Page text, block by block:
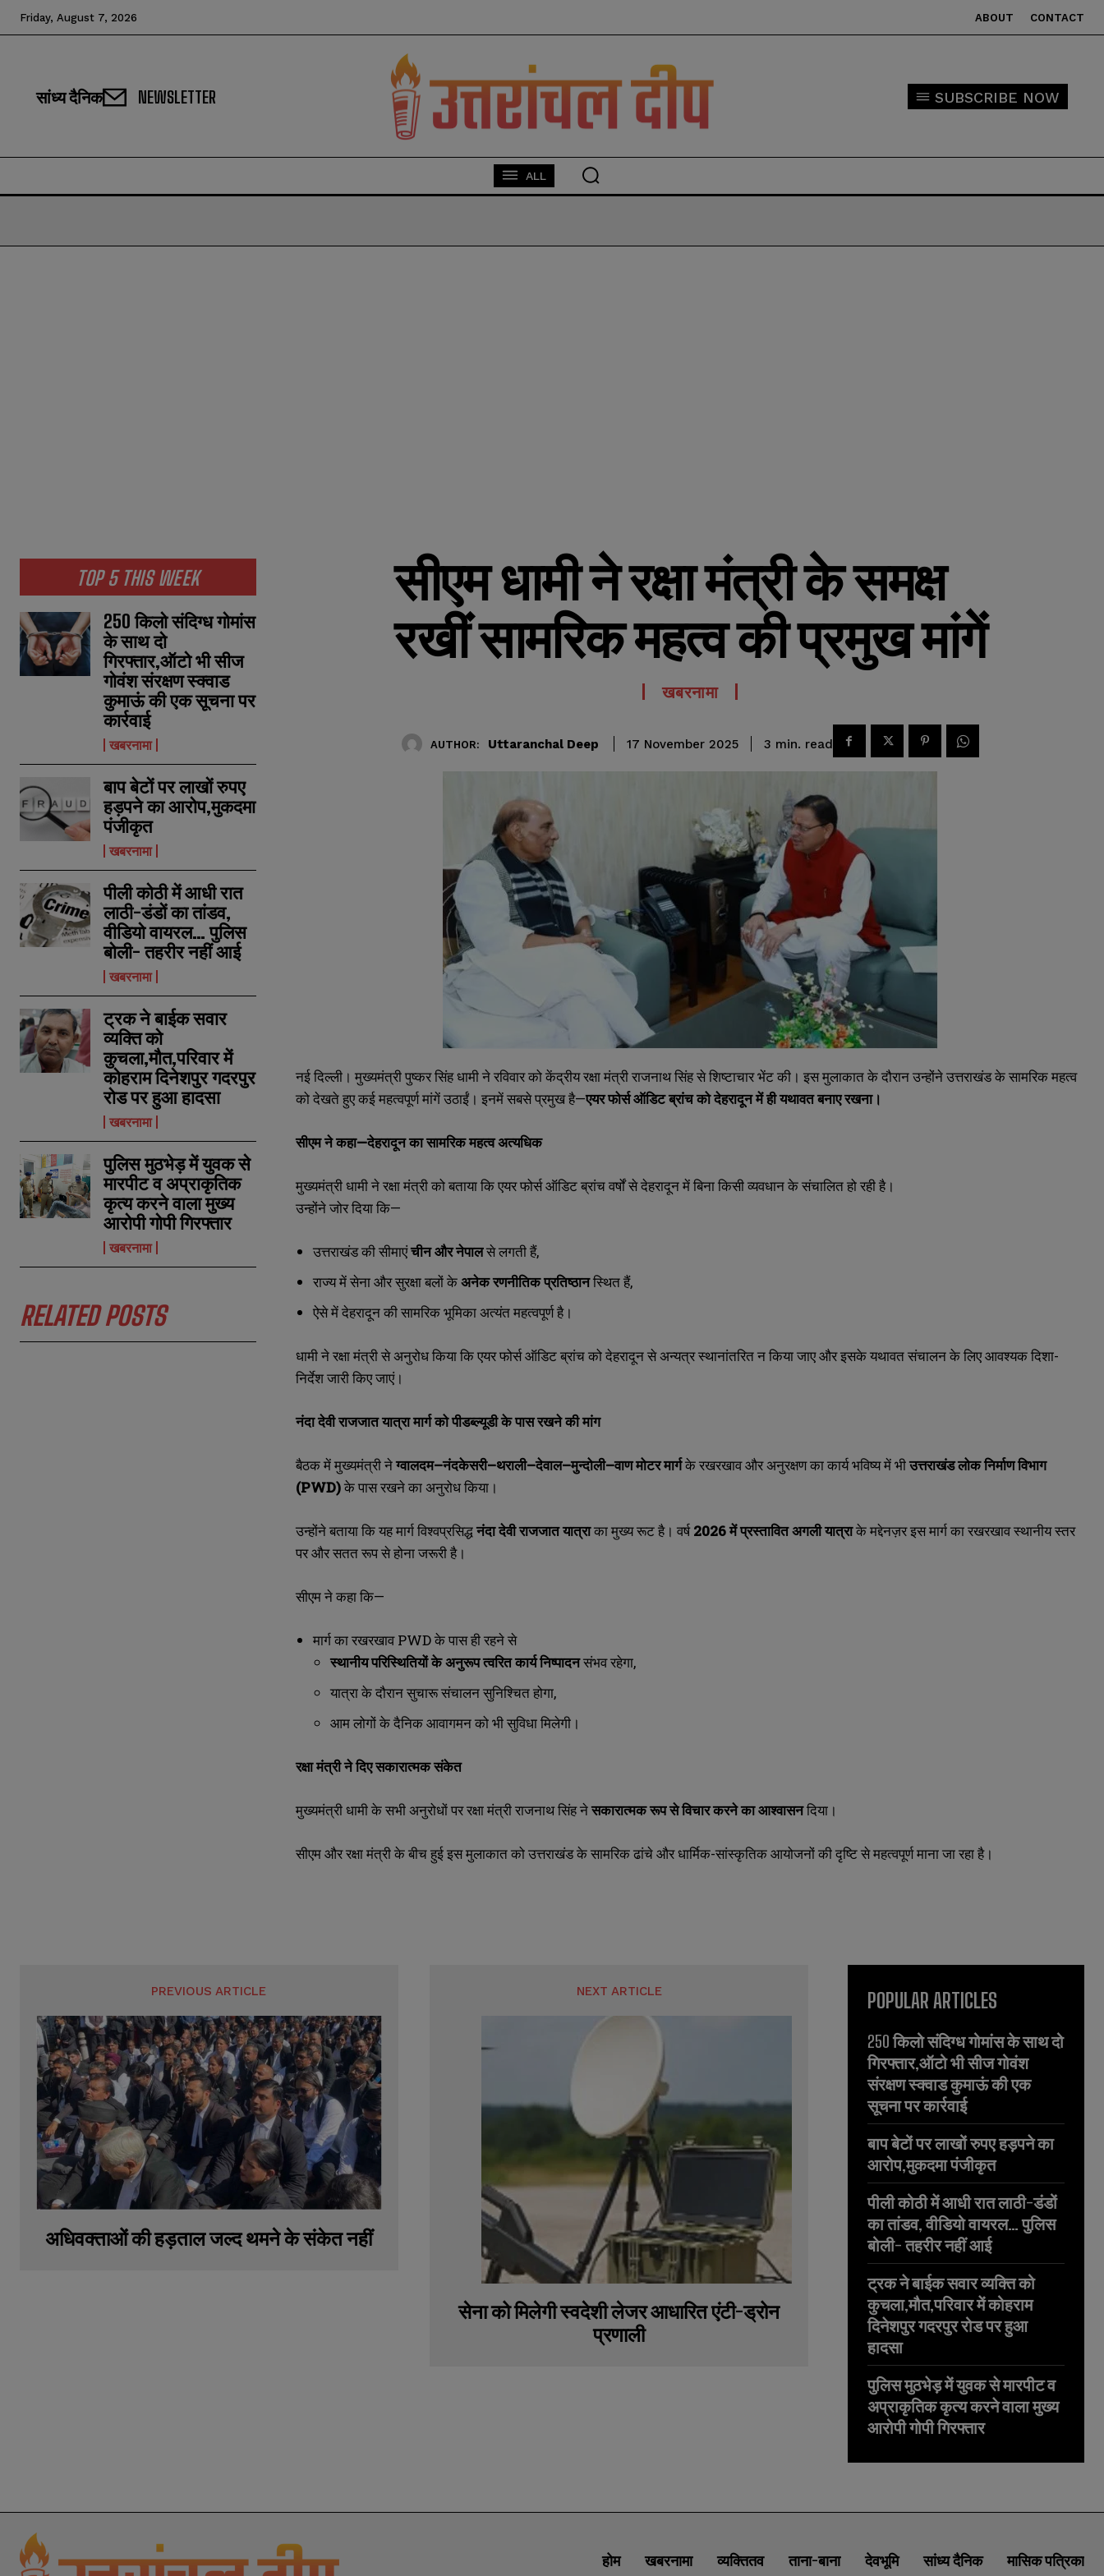
a
*
E
m
i
l
*
N
u
m
e
r
s
SUBMIT
a
*
E
m
i
l
*
N
u
m
e
r
s
SUBMIT
Friday, August 7, 2026 ABOUT CONTACT
सांध्य दैनिक NEWSLETTER SUBSCRIBE NOW
ALL
TOP 5 THIS WEEK
250 किलो संदिग्ध गोमांस
के साथ दो
गिरफ्तार,ऑटो भी सीज
गोवंश संरक्षण स्क्वाड
कुमाऊं की एक सूचना पर
कार्रवाई
खबरनामा
बाप बेटों पर लाखों रुपए
हड़पने का आरोप,मुकदमा
पंजीकृत
खबरनामा
पीली कोठी में आधी रात
लाठी-डंडों का तांडव,
वीडियो वायरल… पुलिस
बोली- तहरीर नहीं आई
खबरनामा
ट्रक ने बाईक सवार
व्यक्ति को
कुचला,मौत,परिवार में
कोहराम दिनेशपुर गदरपुर
रोड पर हुआ हादसा
खबरनामा
पुलिस मुठभेड़ में युवक से
मारपीट व अप्राकृतिक
कृत्य करने वाला मुख्य
आरोपी गोपी गिरफ्तार
खबरनामा
RELATED POSTS
सीएम धामी ने रक्षा मंत्री के समक्ष
रखीं सामरिक महत्व की प्रमुख मांगें
खबरनामा
AUTHOR: Uttaranchal Deep 17 November 2025 3 min. read
नई दिल्ली। मुख्यमंत्री पुष्कर सिंह धामी ने रविवार को केंद्रीय रक्षा मंत्री राजनाथ सिंह से शिष्टाचार भेंट की। इस मुलाकात के दौरान उन्होंने उत्तराखंड के सामरिक महत्व
को देखते हुए कई महत्वपूर्ण मांगें उठाईं। इनमें सबसे प्रमुख है—एयर फोर्स ऑडिट ब्रांच को देहरादून में ही यथावत बनाए रखना।
सीएम ने कहा—देहरादून का सामरिक महत्व अत्यधिक
मुख्यमंत्री धामी ने रक्षा मंत्री को बताया कि एयर फोर्स ऑडिट ब्रांच वर्षों से देहरादून में बिना किसी व्यवधान के संचालित हो रही है।
उन्होंने जोर दिया कि—
उत्तराखंड की सीमाएंचीन और नेपालसे लगती हैं,
राज्य में सेना और सुरक्षा बलों केअनेक रणनीतिक प्रतिष्ठानस्थित हैं,
ऐसे में देहरादून की सामरिक भूमिका अत्यंत महत्वपूर्ण है।
धामी ने रक्षा मंत्री से अनुरोध किया कि एयर फोर्स ऑडिट ब्रांच को देहरादून से अन्यत्र स्थानांतरित न किया जाए और इसके यथावत संचालन के लिए आवश्यक दिशा-
निर्देश जारी किए जाएं।
नंदा देवी राजजात यात्रा मार्ग को पीडब्ल्यूडी के पास रखने की मांग
बैठक में मुख्यमंत्री नेग्वालदम–नंदकेसरी–थराली–देवाल–मुन्दोली–वाण मोटर मार्गके रखरखाव और अनुरक्षण का कार्य भविष्य में भीउत्तराखंड लोक निर्माण विभाग
(PWD)के पास रखने का अनुरोध किया।
उन्होंने बताया कि यह मार्ग विश्वप्रसिद्धनंदा देवी राजजात यात्राका मुख्य रूट है। वर्ष2026 में प्रस्तावित अगली यात्राके मद्देनज़र इस मार्ग का रखरखाव स्थानीय स्तर
पर और सतत रूप से होना जरूरी है।
सीएम ने कहा कि—
मार्ग का रखरखाव PWD के पास ही रहने से
स्थानीय परिस्थितियों के अनुरूप त्वरित कार्य निष्पादनसंभव रहेगा,
यात्रा के दौरान सुचारू संचालन सुनिश्चित होगा,
आम लोगों के दैनिक आवागमन को भी सुविधा मिलेगी।
रक्षा मंत्री ने दिए सकारात्मक संकेत
मुख्यमंत्री धामी के सभी अनुरोधों पर रक्षा मंत्री राजनाथ सिंह नेसकारात्मक रूप से विचार करने का आश्वासनदिया।
सीएम और रक्षा मंत्री के बीच हुई इस मुलाकात को उत्तराखंड के सामरिक ढांचे और धार्मिक-सांस्कृतिक आयोजनों की दृष्टि से महत्वपूर्ण माना जा रहा है।
PREVIOUS ARTICLE
अधिवक्ताओं की हड़ताल जल्द थमने के संकेत नहीं
NEXT ARTICLE
सेना को मिलेगी स्वदेशी लेजर आधारित एंटी-ड्रोन
प्रणाली
POPULAR ARTICLES
250 किलो संदिग्ध गोमांस के साथ दो
गिरफ्तार,ऑटो भी सीज गोवंश
संरक्षण स्क्वाड कुमाऊं की एक
सूचना पर कार्रवाई
बाप बेटों पर लाखों रुपए हड़पने का
आरोप,मुकदमा पंजीकृत
पीली कोठी में आधी रात लाठी-डंडों
का तांडव, वीडियो वायरल… पुलिस
बोली- तहरीर नहीं आई
ट्रक ने बाईक सवार व्यक्ति को
कुचला,मौत,परिवार में कोहराम
दिनेशपुर गदरपुर रोड पर हुआ
हादसा
पुलिस मुठभेड़ में युवक से मारपीट व
अप्राकृतिक कृत्य करने वाला मुख्य
आरोपी गोपी गिरफ्तार
होम खबरनामा व्यक्तितव ताना-बाना देवभूमि सांध्य दैनिक मासिक पत्रिका